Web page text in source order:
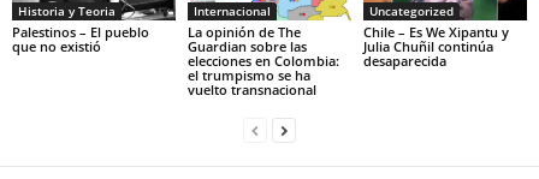
Historia y Teoria
Palestinos – El pueblo
que no existió
Internacional
La opinión de The
Guardian sobre las
elecciones en Colombia:
el trumpismo se ha
vuelto transnacional
Uncategorized
Chile – Es We Xipantu y
Julia Chuñil continúa
desaparecida